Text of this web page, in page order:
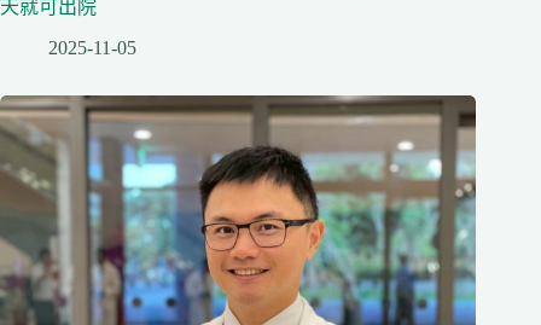
天就可出院
2025-11-05